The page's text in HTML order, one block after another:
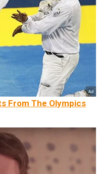
From The Olympics